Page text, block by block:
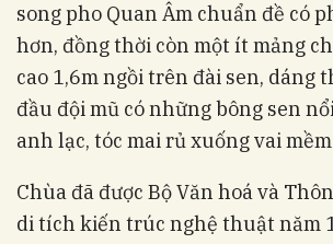
song pho Quan Âm chuẩn đề có
hơn, đồng thời còn một ít mảng
cao 1,6m ngồi trên đài sen, dáng
đầu đội mũ có những bông sen
anh lạc, tóc mai rủ xuống vai
Chùa đã được Bộ Văn hoá và
di tích kiến trúc nghệ thuật năm